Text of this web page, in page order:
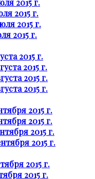
2015 г.
2015 г.
2015 г.
2015 г.
2015 г.
2015 г.
2015 г.
2015 г.
2015 г.
2015 г.
2015 г.
2015 г.
2015 г.
2015 г.